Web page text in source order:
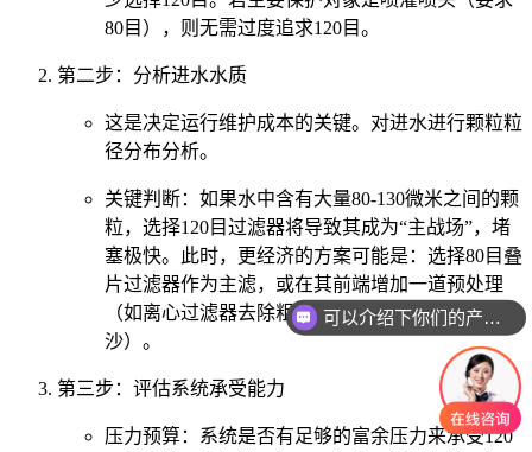
80目），则无需过度追求120目。
第二步：分析进水水质
这是决定运行维护成本的关键。对进水进行颗粒粒
径分布分析。
关键判断：如果水中含有大量80-130微米之间的颗
粒，选择120目过滤器将导致其成为“主战场”，堵
塞极快。此时，更经济的方案可能是：选择80目叠
片过滤器作为主滤，或在其前端增加一道预处理
（如离心过滤器去除粗沙，再用120目叠片捕获细
沙）。
第三步：评估系统承受能力
压力预算：系统是否有足够的富余压力来承受120
可以介绍下你们的产品么